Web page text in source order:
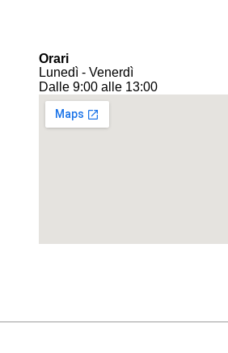
Orari
Lunedì - Venerdì
Dalle 9:00 alle 13:00